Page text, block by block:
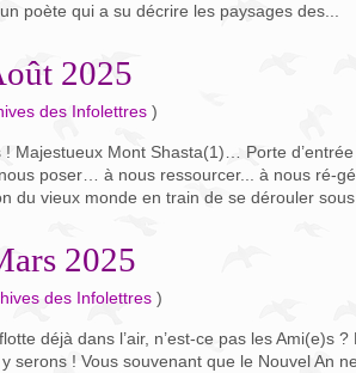
poète qui a su décrire les paysages des...
2025
des Infolettres )
! Majestueux Mont Shasta(1)… Porte
poser… à nous ressourcer... à nous ré-
du vieux monde en train de se dérouler
2025
des Infolettres )
déjà dans l’air, n’est-ce pas les Ami(e)s
serons ! Vous souvenant que le Nouvel An